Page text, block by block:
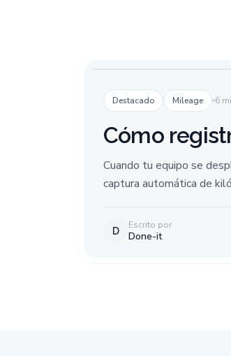
Destacado Mileage 6
Cómo
Cuando tu equipo se
captura automática de
D
Escrito por
Done-it